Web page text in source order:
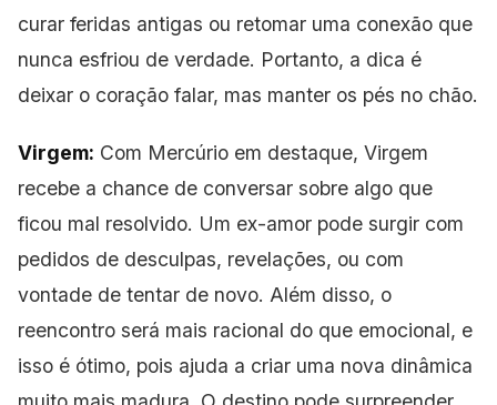
curar feridas antigas ou retomar uma conexão que
nunca esfriou de verdade. Portanto, a dica é
deixar o coração falar, mas manter os pés no chão.
Virgem: Com Mercúrio em destaque, Virgem
recebe a chance de conversar sobre algo que
ficou mal resolvido. Um ex-amor pode surgir com
pedidos de desculpas, revelações, ou com
vontade de tentar de novo. Além disso, o
reencontro será mais racional do que emocional, e
isso é ótimo, pois ajuda a criar uma nova dinâmica